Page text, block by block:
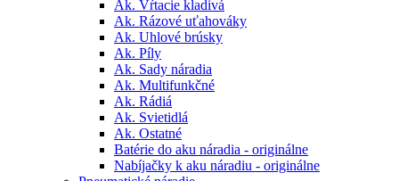
Ak. Vŕtacie kladivá
Ak. Rázové uťahováky
Ak. Uhlové brúsky
Ak. Píly
Ak. Sady náradia
Ak. Multifunkčné
Ak. Rádiá
Ak. Svietidlá
Ak. Ostatné
Batérie do aku náradia - originálne
Nabíjačky k aku náradiu - originálne